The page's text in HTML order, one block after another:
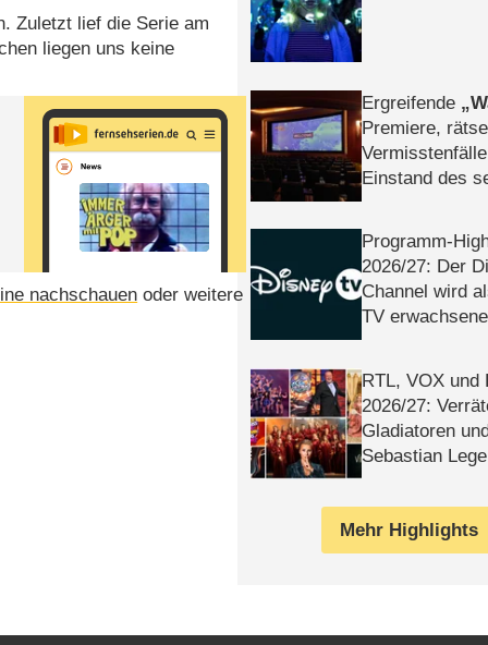
Zuletzt lief die Serie am
liegen uns keine
nachschauen oder weitere
Ergreifende
Premiere,
Einstand des
Programm-
2026/​27: Der
Channel wird
TV
RTL, VOX und
2026/​27:
Gladiatoren
Sebastian Lege
Mehr Highlights